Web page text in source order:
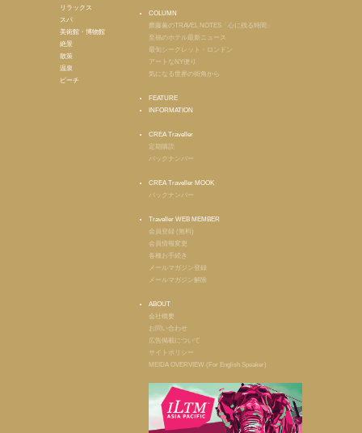
リラックス
スパ
美術館・博物館
絶景
散策
温泉
ビーチ
COLUMN
齋藤薫のTRAVEL NOTES「心に残る時間」
至福のホテル最新ニュース
最旬シークレット・ロンドン
アートなNY便り
気になる世界の街角から
FEATURE
INFORMATION
CREA Traveller
定期購読
バックナンバー
CREA Traveller MOOK
バックナンバー
Traveller WEB MEMBER
会員登録 (無料)
会員情報変更
各種お手続き
メールマガジン登録
メールマガジン解除
ABOUT
会社概要
お問い合わせ
広告掲載について
サイトポリシー
MEIDA OVERVIEW (For English Speaker)